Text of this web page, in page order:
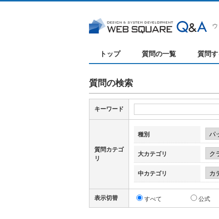
トップ 質問の一覧 質問
質問の検索
キーワード
質問カテゴ
リ
種別
大カテゴリ
中カテゴリ
表示切替 すべて 公式